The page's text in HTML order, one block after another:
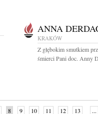
ANNA
KRAKÓW
Z głębokim smutkiem
śmierci Pani doc. Anny
8 9 10 11 12 13 ...